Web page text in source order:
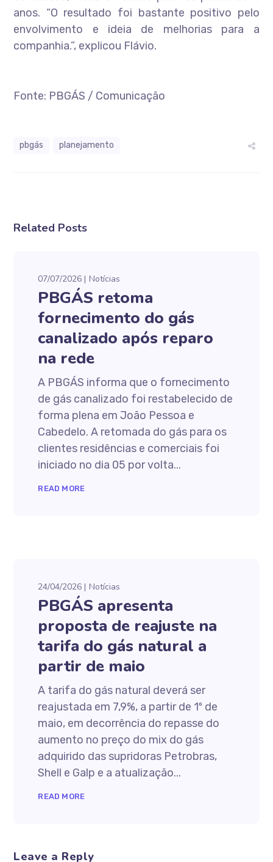
anos. “O resultado foi bastante positivo pelo
envolvimento e ideia de melhorias para a
companhia.”, explicou Flávio.
Fonte: PBGÁS / Comunicação
pbgás planejamento
Related Posts
07/07/2026 Notícias
PBGÁS retoma
fornecimento do gás
canalizado após reparo
na rede
A PBGÁS informa que o fornecimento
de gás canalizado foi restabelecido de
forma plena em João Pessoa e
Cabedelo. A retomada do gás para os
clientes residências e comerciais foi
iniciado no dia 05 por volta...
READ MORE
24/04/2026 Notícias
PBGÁS apresenta
proposta de reajuste na
tarifa do gás natural a
partir de maio
A tarifa do gás natural deverá ser
reajustada em 7,9%, a partir de 1º de
maio, em decorrência do repasse do
aumento no preço do mix do gás
adquirido das supridoras Petrobras,
Shell e Galp e a atualização...
READ MORE
Leave a Reply